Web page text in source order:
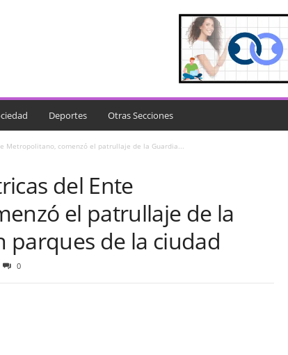
Deportes Otras Secciones
Metropolitano, comenzó el patrullaje de la Guardia...
del Ente
el patrullaje de la
parques de la ciudad
0